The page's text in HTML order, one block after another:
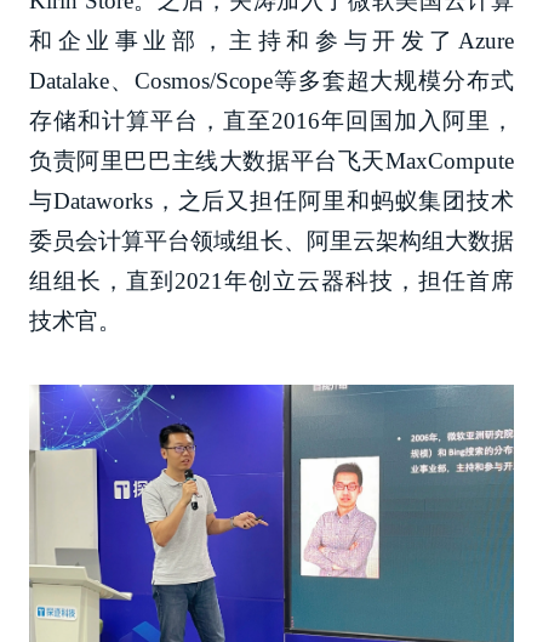
和企业事业部，主持和参与开发了Azure
Datalake、Cosmos/Scope等多套超大规模分布式
存储和计算平台，直至2016年回国加入阿里，
负责阿里巴巴主线大数据平台飞天MaxCompute
与Dataworks，之后又担任阿里和蚂蚁集团技术
委员会计算平台领域组长、阿里云架构组大数据
组组长，直到2021年创立云器科技，担任首席
技术官。